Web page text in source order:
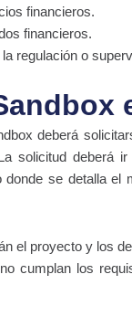
financieros.
financieros.
regulación o
deberá
solicitud deberá
se detalla el
el proyecto y los
cumplan los